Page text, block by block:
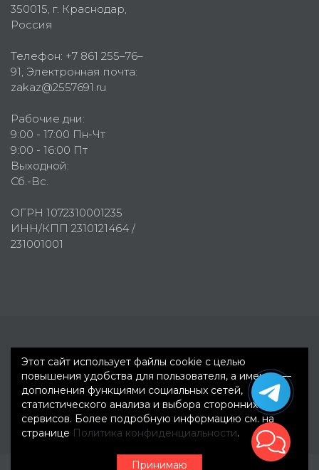
350015, г. Краснодар,
Россия
Телефон: +7 861 255–76–
91, Электронная почта:
zakaz@2557691.ru
Рабочие дни:
9:00 - 17:00 Пн-Чт
9:00 - 16:00 Пт
Выходной:
Сб.-Вс.
ОГРН 1072310001235
ИНН/КПП 2310121464 /
231001001
Этот сайт использует файлы cookie с целью
повышения удобства для пользователя, а именно —
дополнения функциями социальных сетей,
статистического анализа и выбора сторонних
сервисов. Более подробную информацию см. на
странице Политика конфиденциальности.
Принимаю